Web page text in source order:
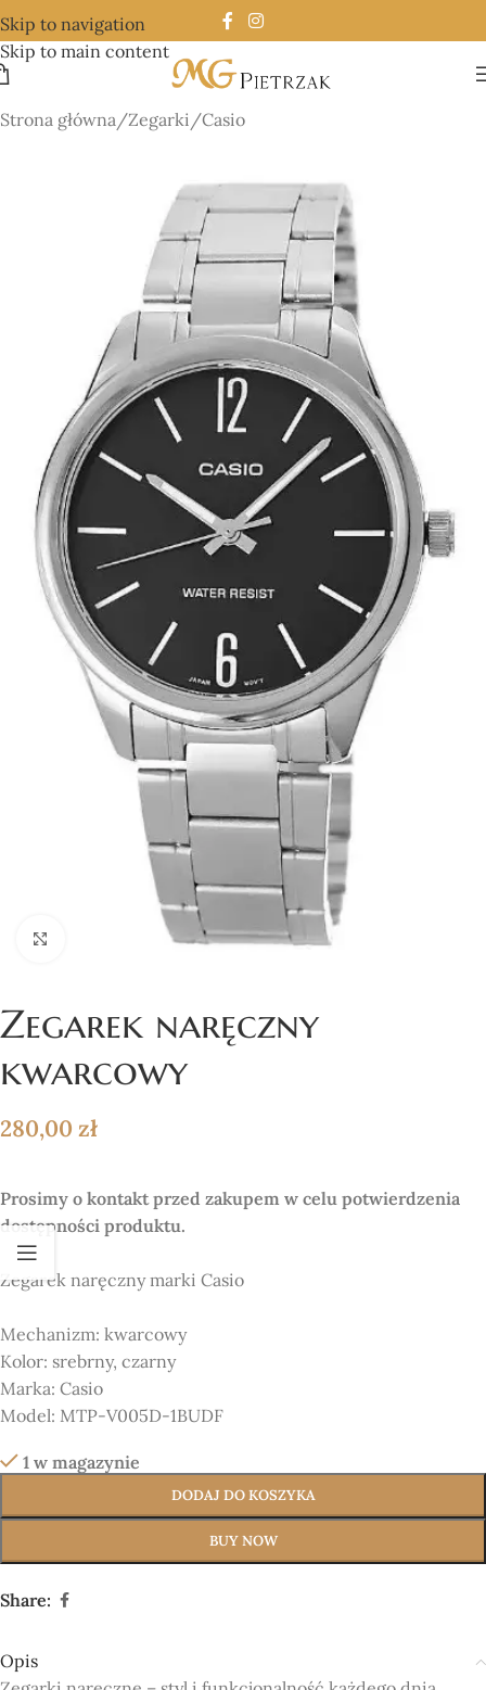
Skip to navigation
Skip to main content
Strona główna/Zegarki /Casio
Click to enlarge
Zegarek naręczny
kwarcowy
280,00 zł
Prosimy o kontakt przed zakupem w celu potwierdzenia
dostępności produktu.
Zegarek naręczny marki Casio
Mechanizm: kwarcowy
Kolor: srebrny, czarny
Marka: Casio
Model: MTP-V005D-1BUDF
1 w magazynie
DODAJ DO KOSZYKA
BUY NOW
Share:
Opis